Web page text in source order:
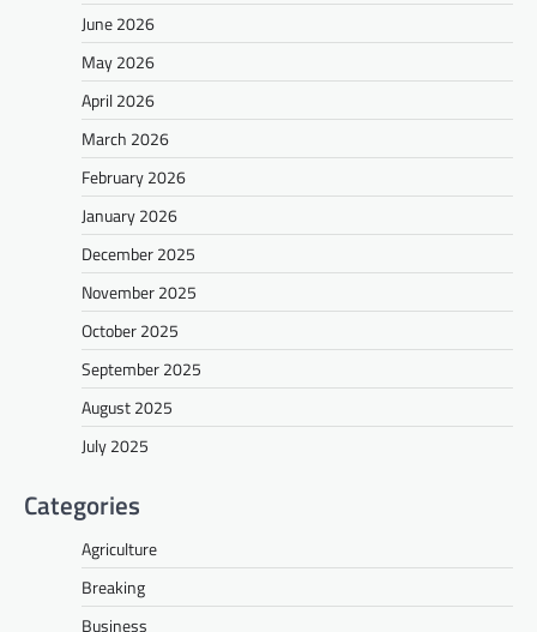
June 2026
May 2026
April 2026
March 2026
February 2026
January 2026
December 2025
November 2025
October 2025
September 2025
August 2025
July 2025
Categories
Agriculture
Breaking
Business